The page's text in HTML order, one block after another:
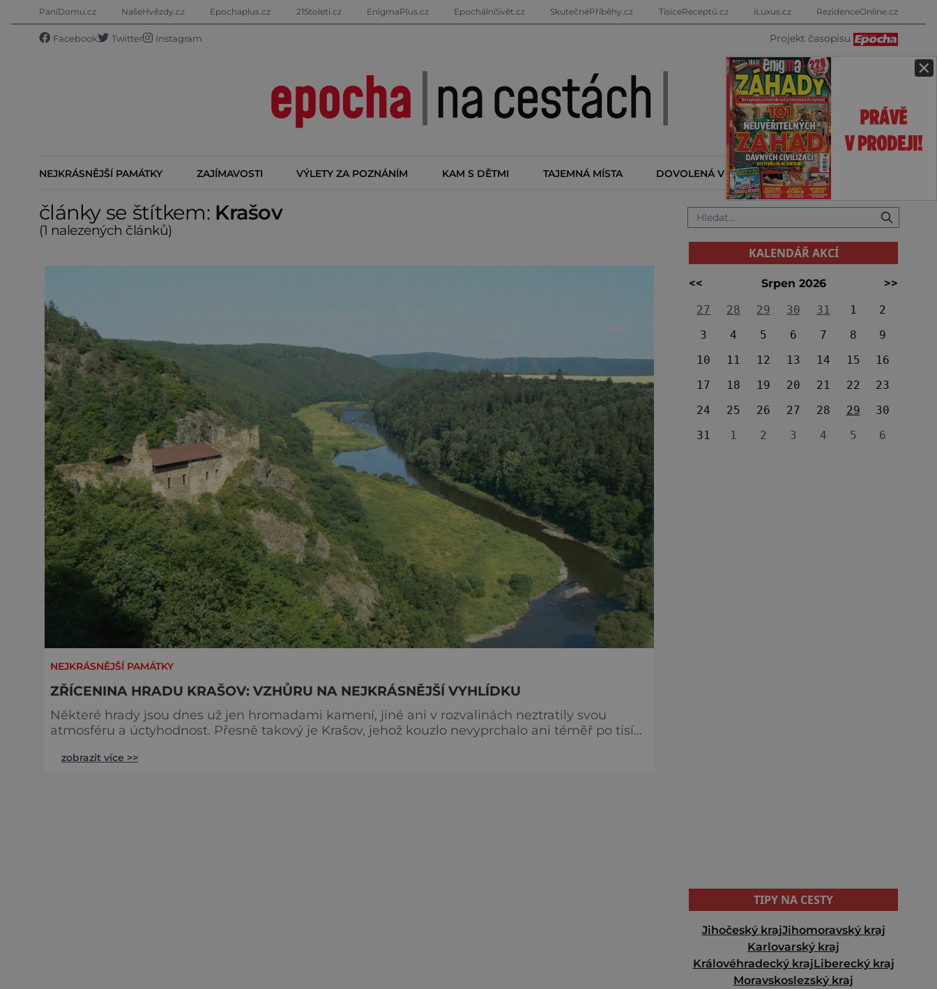
×
PaníDomu.cz NašeHvězdy.cz Epochaplus.cz 21Stoleti.cz EnigmaPlus.cz EpochálníSvět.cz SkutečnéPříběhy.cz TisíceReceptů.cz iLuxus.cz RezidenceOnline.cz
Facebook Twitter Instagram Projekt časopisu
NEJKRÁSNĚJŠÍ PAMÁTKY ZAJÍMAVOSTI VÝLETY ZA POZNÁNÍM KAM S DĚTMI TAJEMNÁ MÍSTA DOVOLENÁ V ZAHRANIČÍ KALENDÁŘ AKCÍ
články se štítkem: Krašov
(1 nalezených článků)
NEJKRÁSNĚJŠÍ PAMÁTKY
ZŘÍCENINA HRADU KRAŠOV: VZHŮRU NA NEJKRÁSNĚJŠÍ VYHLÍDKU
Některé hrady jsou dnes už jen hromadami kamení, jiné ani v rozvalinách neztratily svou
atmosféru a úctyhodnost. Přesně takový je Krašov, jehož kouzlo nevyprchalo ani téměř po tisíci
Krašov, vypínající se na skalním ostrohu nad řekou Berounkou. Založil ho už někdy kolem roku
zobrazit více >>
KALENDÁŘ AKCÍ
<< Srpen 2026
>>
27
28 29 30 31 1
2
3
4 5 6 7 8
9
10
11 12 13 14 15
16
17
18 19 20 21 22
23
24
25 26 27 28 29
30
31
1 2 3 4 5 6
TIPY NA CESTY
Jihočeský krajJihomoravský kraj
Karlovarský kraj
Královéhradecký krajLiberecký kraj
Moravskoslezský kraj